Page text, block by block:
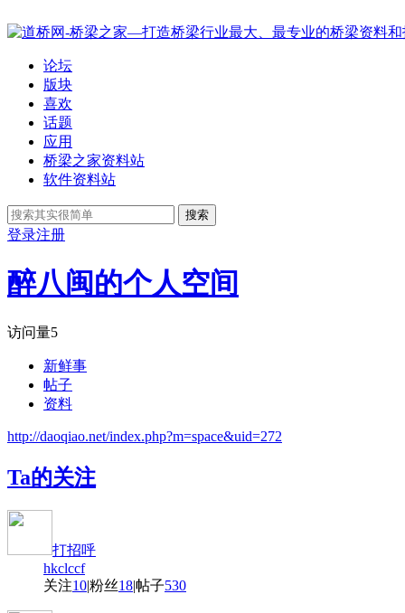
论坛
版块
喜欢
话题
应用
桥梁之家资料站
软件资料站
搜索
登录注册
醉八闽的个人空间
访问量5
新鲜事
帖子
资料
http://daoqiao.net/index.php?m=space&uid=272
Ta的关注
打招呼
hkclccf
关注10|粉丝18|帖子530